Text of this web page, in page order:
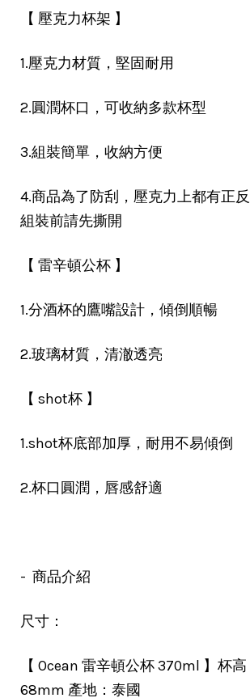
【 壓克力杯架 】
1.壓克力材質，堅固耐用
2.圓潤杯口，可收納多款杯型
3.組裝簡單，收納方便
4.商品為了防刮，壓克力上都有正
組裝前請先撕開
【 雷辛頓公杯 】
1.分酒杯的鷹嘴設計，傾倒順暢
2.玻璃材質，清澈透亮
【 shot杯 】
1.shot杯底部加厚，耐用不易傾倒
2.杯口圓潤，唇感舒適
- 商品介紹
尺寸：
【 Ocean 雷辛頓公杯 370ml 】杯
68mm 產地：泰國